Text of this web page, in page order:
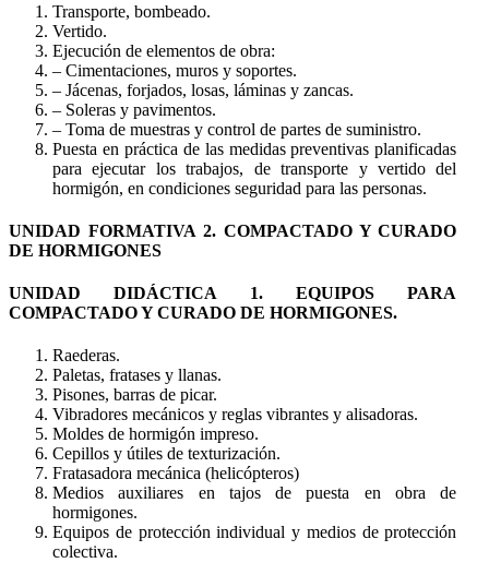
Transporte, bombeado.
Vertido.
Ejecución de elementos de obra:
– Cimentaciones, muros y soportes.
– Jácenas, forjados, losas, láminas y zancas.
– Soleras y pavimentos.
– Toma de muestras y control de partes de suministro.
Puesta en práctica de las medidas preventivas planificadas
para ejecutar los trabajos, de transporte y vertido del
hormigón, en condiciones seguridad para las personas.
UNIDAD FORMATIVA 2. COMPACTADO Y CURADO
DE HORMIGONES
UNIDAD DIDÁCTICA 1. EQUIPOS PARA
COMPACTADO Y CURADO DE HORMIGONES.
Raederas.
Paletas, fratases y llanas.
Pisones, barras de picar.
Vibradores mecánicos y reglas vibrantes y alisadoras.
Moldes de hormigón impreso.
Cepillos y útiles de texturización.
Fratasadora mecánica (helicópteros)
Medios auxiliares en tajos de puesta en obra de
hormigones.
Equipos de protección individual y medios de protección
colectiva.